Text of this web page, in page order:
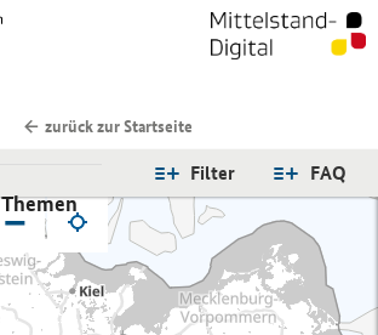
zurück zur Startseite
FAQ
Filter
Themen
−